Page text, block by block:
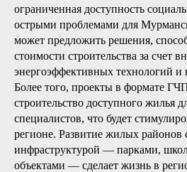
ограниченная доступность
острыми проблемами для
может предложить решения,
стоимости строительства за счет
энергоэффективных технологий и
Более того, проекты в формате
строительство доступного жилья
специалистов, что будет
регионе. Развитие жилых районов
инфраструктурой — парками,
объектами — сделает жизнь в